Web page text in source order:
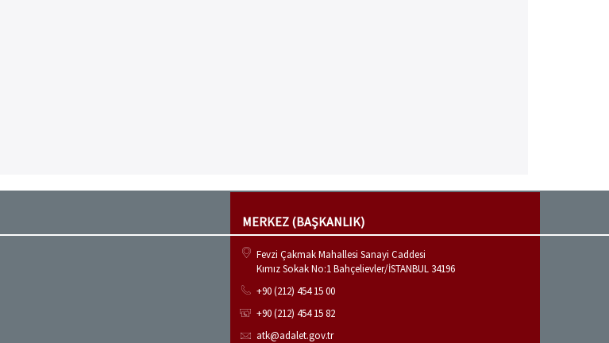
MERKEZ (BAŞKANLIK)
Fevzi Çakmak Mahallesi Sanayi Caddesi
Kımız Sokak No:1 Bahçelievler/İSTANBUL 34196
+90 (212) 454 15 00
+90 (212) 454 15 82
atk@adalet.gov.tr